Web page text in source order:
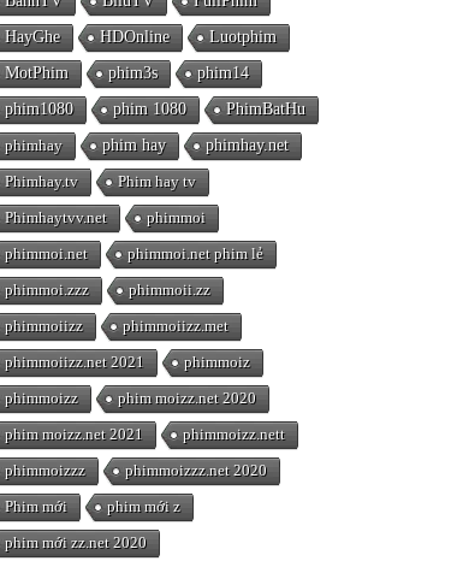
HayGhe
HDOnline
Luotphim
MotPhim
phim3s
phim14
phim1080
phim 1080
PhimBatHu
phimhay
phim hay
phimhay.net
Phimhay.tv
Phim hay tv
Phimhaytvv.net
phimmoi
phimmoi.net
phimmoi.net phim lẻ
phimmoi.zzz
phimmoii.zz
phimmoiizz
phimmoiizz.met
phimmoiizz.net 2021
phimmoiz
phimmoizz
phim moizz.net 2020
phim moizz.net 2021
phimmoizz.nett
phimmoizzz
phimmoizzz.net 2020
Phim mới
phim mới z
phim mới zz.net 2020